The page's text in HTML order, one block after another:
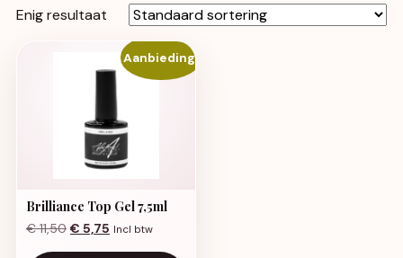
Enig resultaat
Aanbieding!
Brilliance Top Gel 7,5ml
€11,50 Oorspronkelijke prijs was: € 11,50.
€ 5,75 Huidige prijs is: € 5,75.
Incl btw